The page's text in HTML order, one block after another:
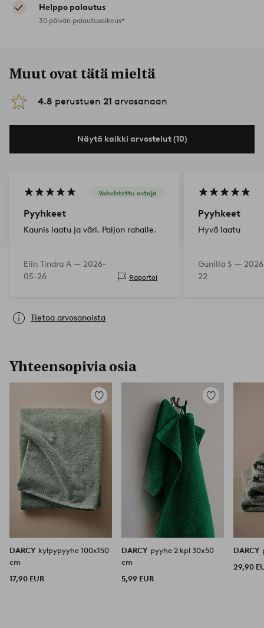
Helppo palautus
30 päivän palautusoikeus*
Muut ovat tätä mieltä
4.8 perustuen 21 arvosanaan
Näytä kaikki arvostelut (10)
Vahvistettu ostaja
Pyyhkeet
Kaunis laatu ja väri. Paljon rahalle.
Elin Tindra A — 2026-
05-26
Raportoi
Pyyhkeet
Hyvä laatu
Gunilla S —
22
Tietoa arvosanoista
Yhteensopivia osia
Lisää
suosikkeihin
DARCY kylpypyyhe 100x150
cm
17,90 EUR
Lisää
DARCY pyyhe 2 kpl 30x50
cm
5,99 EUR
DARCY
29,90